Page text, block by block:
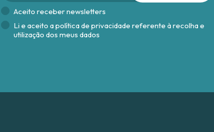
Aceito receber newsletters
Li e aceito apolítica de privacidade referente à recolha e
utilização dos meus dados